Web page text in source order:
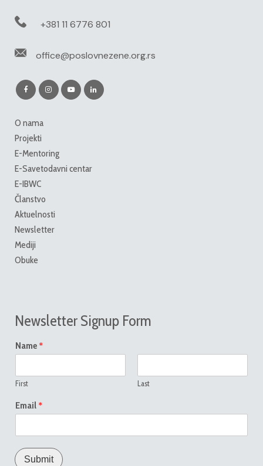
+381 11 6776 801
office@poslovnezene.org.rs
O nama
Projekti
E-Mentoring
E-Savetodavni centar
E-IBWC
Članstvo
Aktuelnosti
Newsletter
Mediji
Obuke
Newsletter Signup Form
Name *
First Last
Email *
Submit